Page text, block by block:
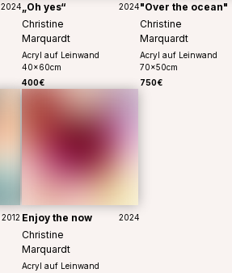
2024
2012
„Oh yes“
Christine
Marquardt
Acryl auf Leinwand
40x60cm
400€
2024
Enjoy the now
Christine
Marquardt
Acryl auf Leinwand
2024
"Over the ocean"
Christine
Marquardt
Acryl auf Leinwand
70x50cm
750€